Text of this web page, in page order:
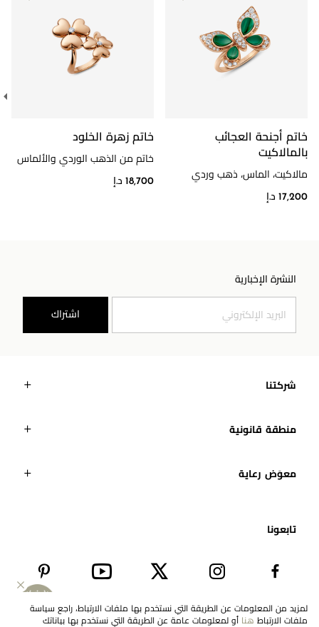
خاتم أجنحة العجائب
بالمالاكيت
مالاكيت، الماس، ذهب وردي
17,200 د.إ
خاتم زهرة الخلود
خاتم من الذهب الوردي والألماس
18,700 د.إ
النشرة الإخبارية
اشتراك
شركتنا
منطقة قانونية
معوَض رعاية
تابعونا​
لمزيد من المعلومات عن الطريقة التي نستخدم بها ملفات الارتباط، راجع سياسة
ملفات الارتباط هنا أو لمعلومات عامة عن الطريقة التي نستخدم بها بياناتك